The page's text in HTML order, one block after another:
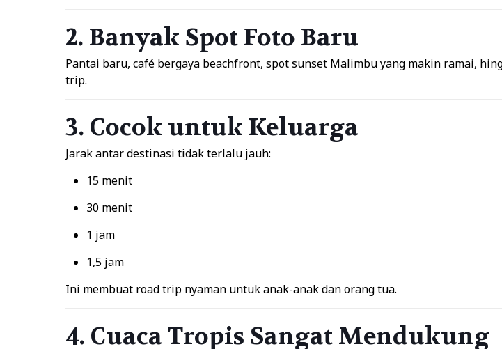
2. Banyak Spot Foto Baru
Pantai baru, café bergaya beachfront, spot sunset Malimbu yang makin ramai,
trip.
3. Cocok untuk Keluarga
Jarak antar destinasi tidak terlalu jauh:
15 menit
30 menit
1 jam
1,5 jam
Ini membuat road trip nyaman untuk anak-anak dan orang tua.
4. Cuaca Tropis Sangat Mendukung